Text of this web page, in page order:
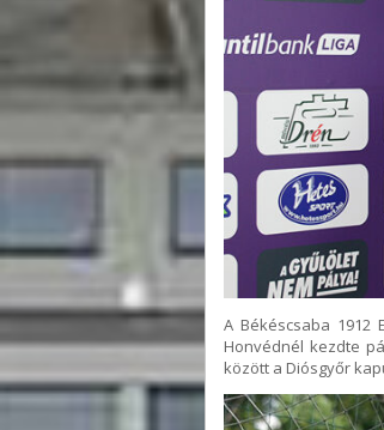
A Békéscsaba 1912
Honvédnél kezdte
között a Diósgyőr